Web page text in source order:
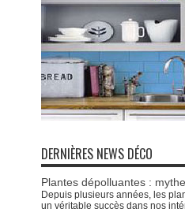
DERNIÈRES NEWS DÉCO
Plantes dépolluantes :
Depuis plusieurs années, les
un véritable succès dans nos